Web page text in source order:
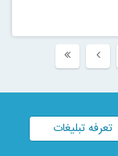
تعرفه تبلیغات